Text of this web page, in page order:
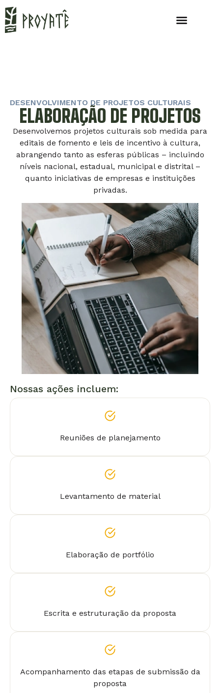
DESENVOLVIMENTO DE PROJETOS CULTURAIS
ELABORAÇÃO DE PROJETOS
Desenvolvemos projetos culturais sob medida para
editais de fomento e leis de incentivo à cultura,
abrangendo tanto as esferas públicas – incluindo
níveis nacional, estadual, municipal e distrital –
quanto iniciativas de empresas e instituições
privadas.
Nossas ações incluem:
Reuniões de planejamento
Levantamento de material
Elaboração de portfólio
Escrita e estruturação da proposta
Acompanhamento das etapas de submissão da
proposta